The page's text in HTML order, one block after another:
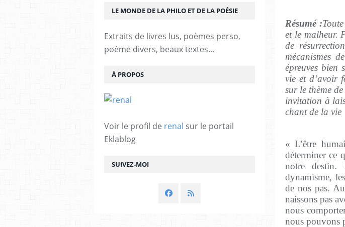
Résumé :
et le malheur.
de
mécanismes
épreuves bien
vie et d’avoir
sur le thème
invitation à
chant de la vie
« L’être
déterminer ce
notre destin.
dynamisme,
de nos pas.
naissons pas
nous
nous pouvons
SUIVEZ-MOI
LE MONDE DE LA PHILO ET DE LA POÉSIE
Extraits de livres lus, poèmes perso,
poème divers, beaux textes...
À PROPOS
Voir le profil de renal sur le portail
Eklablog